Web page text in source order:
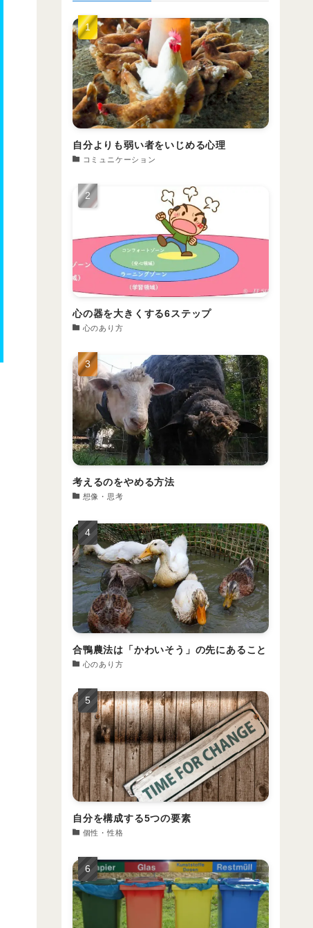
自分よりも弱い者をいじめる心理
コミュニケーション
心の器を大きくする6ステップ
心のあり方
考えるのをやめる方法
想像・思考
合鴨農法は「かわいそう」の先にあること
心のあり方
自分を構成する5つの要素
個性・性格